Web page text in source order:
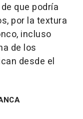
que podría
por la textura
incluso
de los
desde el